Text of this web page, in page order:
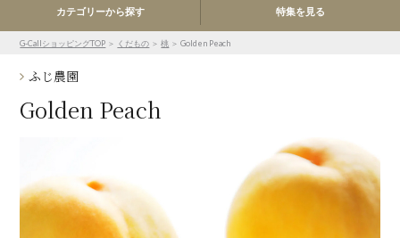
カテゴリーから探す 特集を見る
G-CallショッピングTOP ＞ くだもの ＞桃 ＞ Golden Peach
ふじ農園
Golden Peach